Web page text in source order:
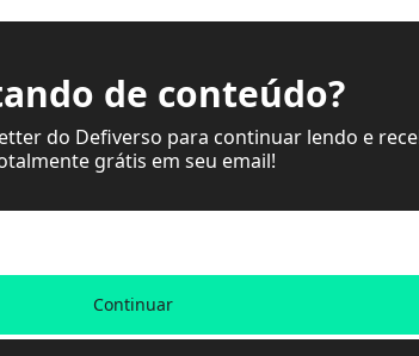
de conteúdo?
do Defiverso para continuar lendo e
grátis em seu email!
Continuar